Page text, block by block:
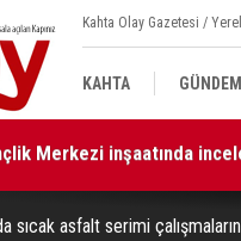
Kahta Olay Gazetesi /
KAHTA GÜNDEM
süreç birlik ve beraberliği
sıcak asfalt serimi